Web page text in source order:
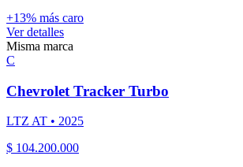
+13% más caro
Ver detalles
Misma marca
C
Chevrolet Tracker Turbo
LTZ AT • 2025
$ 104.200.000